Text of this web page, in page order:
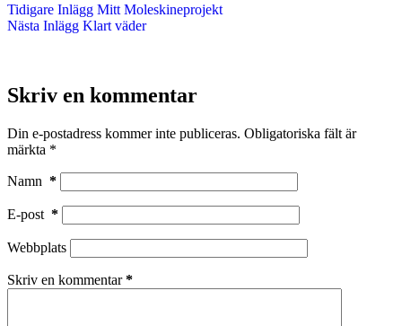
Tidigare Inlägg Mitt Moleskineprojekt
Nästa Inlägg Klart väder
Skriv en kommentar
Din e-postadress kommer inte publiceras. Obligatoriska fält är
märkta *
Namn *
E-post *
Webbplats
Skriv en kommentar*